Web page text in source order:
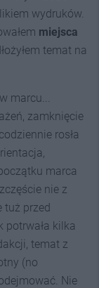
wydruków.
miejsca
temat na
marcu...
zamknięcie
rosła
marca
nie z
tuż przed
potrwała kilka
temat z
(no
Nie